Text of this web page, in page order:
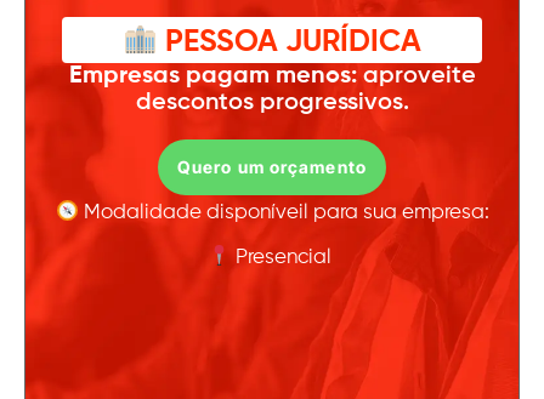
PESSOA JURÍDICA
Empresas pagam menos: aproveite
descontos progressivos.
Quero um orçamento
Modalidade disponíveil para sua empresa:
Presencial